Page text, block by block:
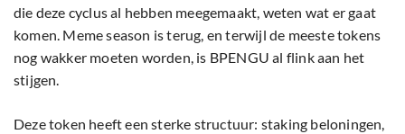
die deze cyclus al hebben meegemaakt, weten wat er gaat
komen. Meme season is terug, en terwijl de meeste tokens
nog wakker moeten worden, is BPENGU al flink aan het
stijgen.
Deze token heeft een sterke structuur: staking beloningen,